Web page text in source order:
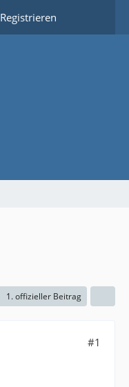
Registrieren
1. offizieller Beitrag
#1